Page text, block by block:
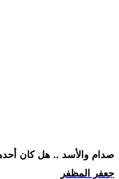
صدام والأسد .. هل كان
جعفر المظفر